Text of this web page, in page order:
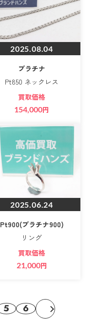
2025.08.04
プラチナ
Pt850 ネックレス
買取価格
154,000円
2025.06.24
Pt900(プラチナ900)
リング
買取価格
21,000円
5 6